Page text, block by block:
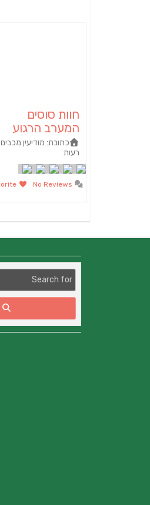
חוות סוסים
המערב הרגוע
כתובת: מודיעין מכבים
רעות